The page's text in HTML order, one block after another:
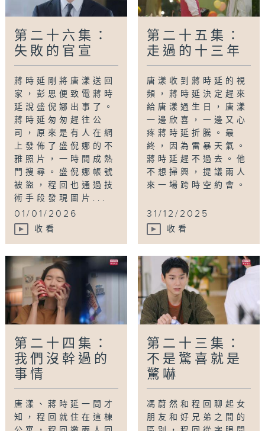
第二十六集：
失敗的官宣
蔣時延剛將唐漾送回
家，彭思便致電蔣時
延說盛倪娜出事了。
蔣時延匆匆趕往公
司，原來是有人在網
上發佈了盛倪娜的不
雅照片，一時間成熱
門搜尋。盛倪娜帳號
被盜，程回也通過技
術手段發現圖片...
01/01/2026
收看
第二十五集：
走過的十三年
唐漾收到蔣時延的視
頻，蔣時延決定趕來
給唐漾過生日，唐漾
一邊欣喜，一邊又心
疼蔣時延折騰。最
終，因為雷暴天氣。
蔣時延趕不過去。他
不想掃興，提議兩人
來一場跨時空約會。
31/12/2025
收看
第二十四集：
我們沒幹過的
事情
唐漾、蔣時延一問才
知，程回就住在這棟
第二十三集：
不是驚喜就是
驚嚇
馮蔚然和程回聊起女
朋友和好兄弟之間的